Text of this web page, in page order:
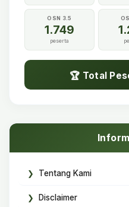
OSN 3.5
1.749
peserta
🏆 Total
Tentang Kami
Disclaimer